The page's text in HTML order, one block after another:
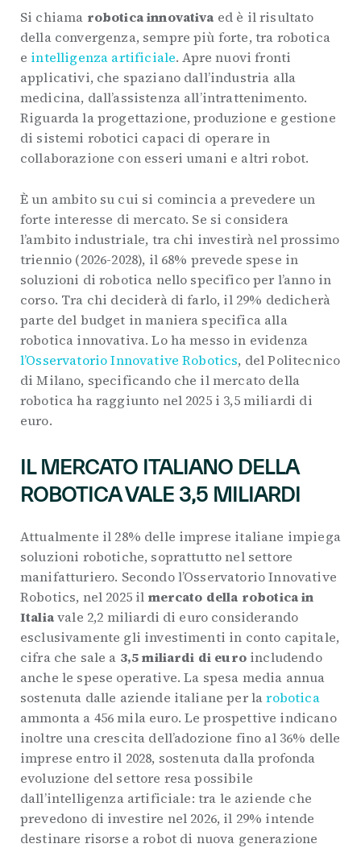
Si chiama robotica innovativa ed è il risultato
della convergenza, sempre più forte, tra robotica
e intelligenza artificiale. Apre nuovi fronti
applicativi, che spaziano dall’industria alla
medicina, dall’assistenza all’intrattenimento.
Riguarda la progettazione, produzione e gestione
di sistemi robotici capaci di operare in
collaborazione con esseri umani e altri robot.
È un ambito su cui si comincia a prevedere un
forte interesse di mercato. Se si considera
l’ambito industriale, tra chi investirà nel prossimo
triennio (2026-2028), il 68% prevede spese in
soluzioni di robotica nello specifico per l’anno in
corso. Tra chi deciderà di farlo, il 29% dedicherà
parte del budget in maniera specifica alla
robotica innovativa. Lo ha messo in evidenza
l’Osservatorio Innovative Robotics, del Politecnico
di Milano, specificando che il mercato della
robotica ha raggiunto nel 2025 i 3,5 miliardi di
euro.
IL MERCATO ITALIANO DELLA
ROBOTICA VALE 3,5 MILIARDI
Attualmente il 28% delle imprese italiane impiega
soluzioni robotiche, soprattutto nel settore
manifatturiero. Secondo l’Osservatorio Innovative
Robotics, nel 2025 il mercato della robotica in
Italiavale 2,2 miliardi di euro considerando
esclusivamente gli investimenti in conto capitale,
cifra che sale a 3,5 miliardi di euroincludendo
anche le spese operative. La spesa media annua
sostenuta dalle aziende italiane per larobotica
ammonta a 456 mila euro. Le prospettive indicano
inoltre una crescita dell’adozione fino al 36% delle
imprese entro il 2028, sostenuta dalla profonda
evoluzione del settore resa possibile
dall’intelligenza artificiale: tra le aziende che
prevedono di investire nel 2026, il 29% intende
destinare risorse a robot di nuova generazione